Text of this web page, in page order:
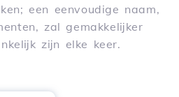
een eenvoudige naam,
zal gemakkelijker
zijn elke keer.